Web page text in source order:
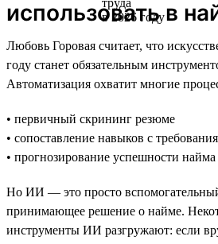
использовать в
Любовь Горовая считает, что
году станет обязательным
Автоматизация охватит многие
• первичный скрининг резюме
• сопоставление навыков с
• прогнозирование успешности найма
Но ИИ — это просто
принимающее решение о найме.
инструменты ИИ разгружают: если